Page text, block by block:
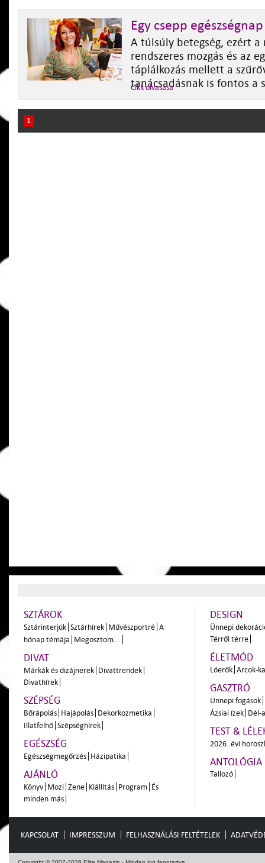
Egy csepp egészségnap
A túlsúly betegség, ezért a
rendszeres mozgás és az
táplálkozás mellett a
tanácsadásnak is fontos a
Cikk olvasása
1
SZTÁROK
Sztárinterjúk Sztárhírek Művészportré A
hónap témája Megosztom...
DIVAT
Márkák és dizájnerek Divattrendek
Divathírek
SZÉPSÉG
Bőrápolás Hajápolás Dekorkozmetika
Illatfelhő Szépséghírek
EGÉSZSÉG
Egészségmegőrzés Házipatika
AJÁNLÓ
Könyv Mozi Zene Kiállítás Program És
minden más
DESIGN
Ünnepi
Térről térre
ÉLETMÓD
Lóerők Arcok-
GASZTRÓ
Ünnepi fogások
Ázsiai ízek Dél-
TEST &
2026. évi
ANTOLÓGIA
Tallozó
KAPCSOLAT IMPRESSZUM FELHASZNÁLÁSI FELTÉTELEK